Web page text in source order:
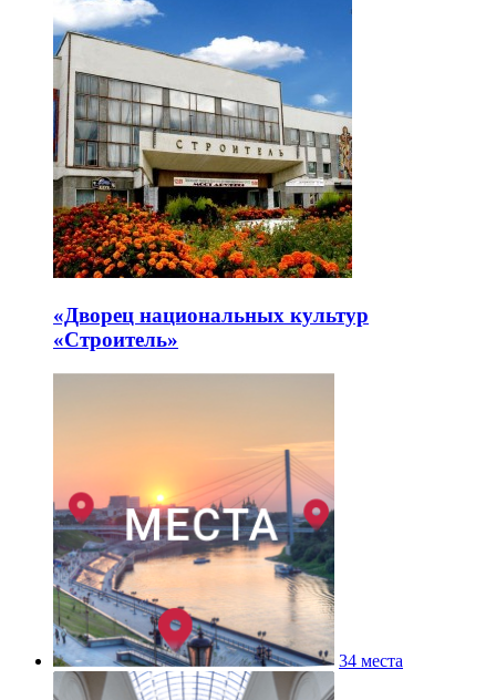
«Дворец национальных культур
«Строитель»
34 места